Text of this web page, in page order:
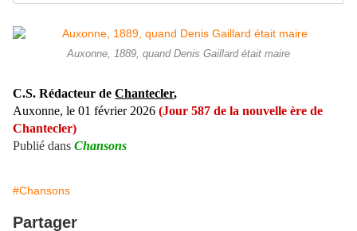
Auxonne, 1889, quand Denis Gaillard était maire
C.S. Rédacteur de Chantecler,
Auxonne, le 01 février 2026 (Jour 587 de la nouvelle ère de
Chantecler)
Publié dans Chansons
#Chansons
Partager